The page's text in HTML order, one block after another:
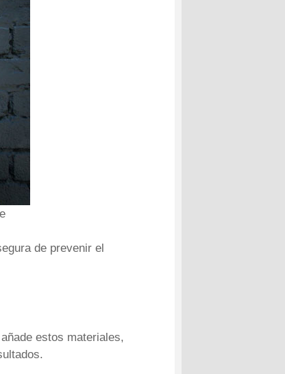
de prevenir el
estos materiales,